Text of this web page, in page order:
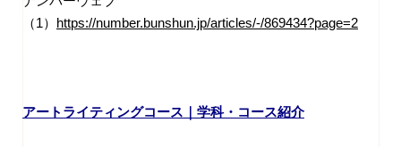
（1） https://number.bunshun.jp/articles/-/869434?page=2
アートライティングコース｜学科・コース紹介